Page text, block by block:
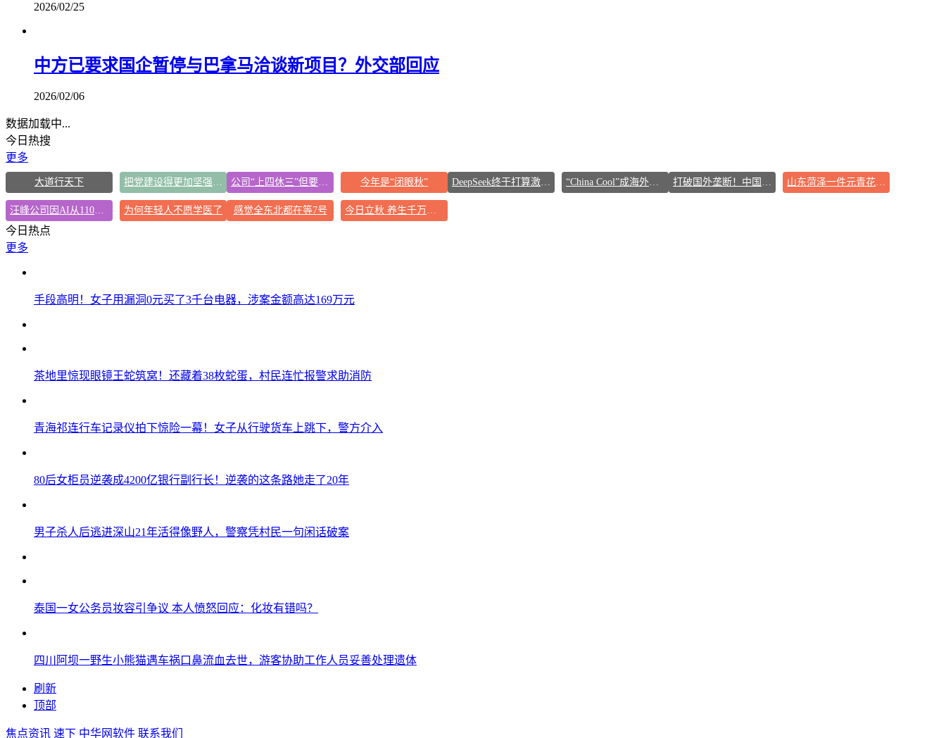
2026/02/25
中方已要求国企暂停与巴拿马洽谈新项目？外交部回应
2026/02/06
数据加载中...
今日热搜
更多
大道行天下 把党建设得更加坚强有力 公司“上四休三”但要降薪1000元 今年是“闭眼秋” DeepSeek终于打算激进扩张了 “China Cool”成海外热词 打破国外垄断！中国重磅科技集中上新 山东菏泽一件元青花杯失踪
汪峰公司因AI从1100人减到400人 为何年轻人不愿学医了 感觉全东北都在等7号 今日立秋 养生千万避开六大误区
今日热点
更多
手段高明！女子用漏洞0元买了3千台电器，涉案金额高达169万元
茶地里惊现眼镜王蛇筑窝！还藏着38枚蛇蛋，村民连忙报警求助消防
青海祁连行车记录仪拍下惊险一幕！女子从行驶货车上跳下，警方介入
80后女柜员逆袭成4200亿银行副行长！逆袭的这条路她走了20年
男子杀人后逃进深山21年活得像野人，警察凭村民一句闲话破案
泰国一女公务员妆容引争议 本人愤怒回应：化妆有错吗？
四川阿坝一野生小熊猫遇车祸口鼻流血去世，游客协助工作人员妥善处理遗体
刷新
顶部
焦点资讯 速下 中华网软件 联系我们